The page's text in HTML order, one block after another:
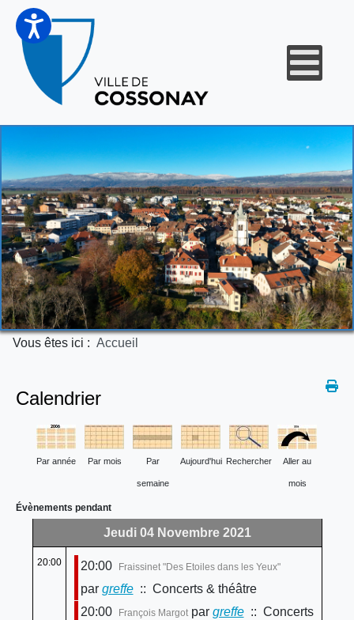
Vous êtes ici : Accueil
Calendrier
Par année Par mois Par
semaine
Aujourd'hui Rechercher Aller au
mois
Évènements pendant
Jeudi 04 Novembre 2021
20:00 20:00 Fraissinet "Des Etoiles dans les Yeux"
par greffe:: Concerts & théâtre
20:00
François Margotpar greffe:: Concerts